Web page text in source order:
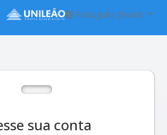
Português (Brasil)
sua conta